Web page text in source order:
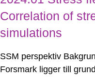
Correlation of
simulations
SSM perspektiv
Forsmark ligger till